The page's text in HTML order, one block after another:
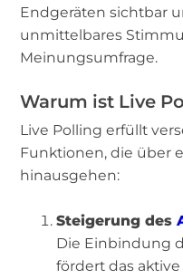
Endgeräten sichtbar
unmittelbares
Meinungsumfrage.
Warum ist Live
Live Polling erfüllt
Funktionen, die über
hinausgehen:
Steigerung des
Die Einbindung
fördert das